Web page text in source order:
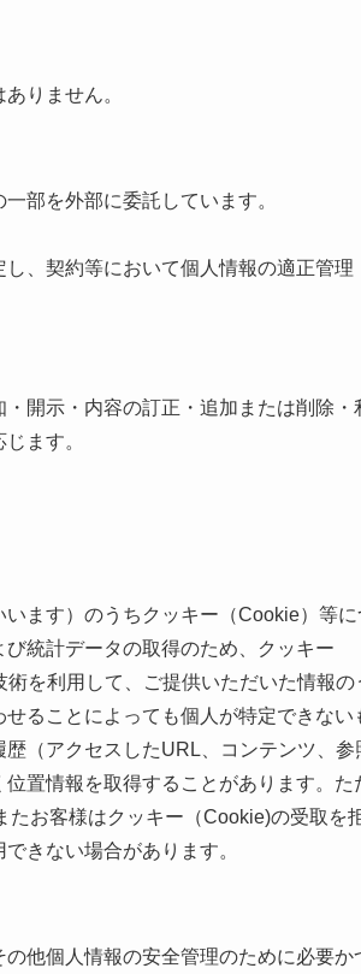
りません。
部を外部に委託しています。
、契約等において個人情報の適正管理
開示・内容の訂正・追加または削除・
ます。
ます）のうちクッキー（Cookie）等に
統計データの取得のため、クッキー
を利用して、ご提供いただいた情報の
ることによっても個人が特定できない
（アクセスしたURL、コンテンツ、参
置情報を取得することがあります。た
お客様はクッキー（Cookie)の受取を
きない場合があります。
他個人情報の安全管理のために必要か